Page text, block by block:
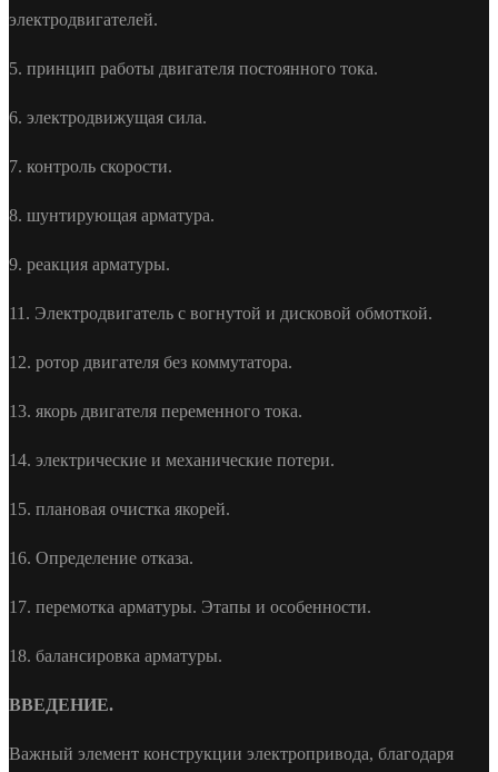
электродвигателей.
5. принцип работы двигателя постоянного тока.
6. электродвижущая сила.
7. контроль скорости.
8. шунтирующая арматура.
9. реакция арматуры.
11. Электродвигатель с вогнутой и дисковой обмоткой.
12. ротор двигателя без коммутатора.
13. якорь двигателя переменного тока.
14. электрические и механические потери.
15. плановая очистка якорей.
16. Определение отказа.
17. перемотка арматуры. Этапы и особенности.
18. балансировка арматуры.
ВВЕДЕНИЕ.
Важный элемент конструкции электропривода, благодаря